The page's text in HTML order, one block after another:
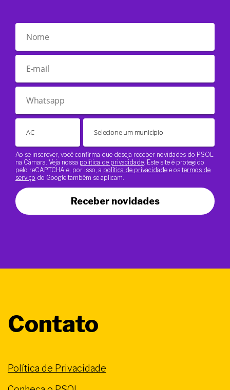
Ao se inscrever, você confirma que deseja receber novidades do PSOL
na Câmara. Veja nossa política de privacidade . Este site é protegido
pelo reCAPTCHA e, por isso, a política de privacidade e os termos de
serviço do Google também se aplicam.
Receber novidades
Contato
Política de Privacidade